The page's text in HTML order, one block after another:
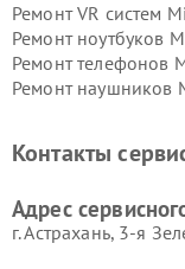
Ремонт VR систем
Ремонт ноутбуков
Ремонт телефонов
Ремонт наушников
Контакты
Адрес
г. Астрахань, 3-я